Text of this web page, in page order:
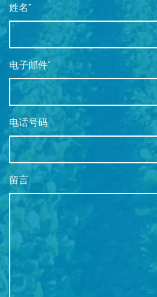
姓名*
电子邮件*
电话号码
留言